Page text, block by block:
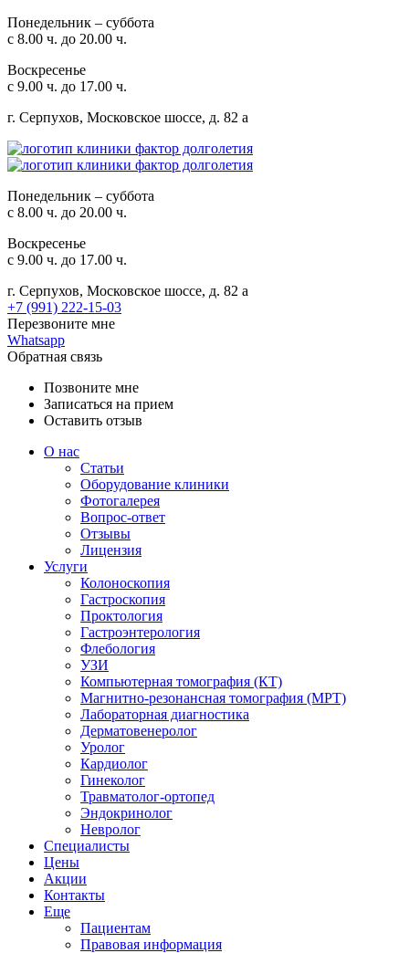
Понедельник – суббота
с 8.00 ч. до 20.00 ч.
Воскресенье
с 9.00 ч. до 17.00 ч.
г. Серпухов, Московское шоссе, д. 82 а
Понедельник – суббота
с 8.00 ч. до 20.00 ч.
Воскресенье
с 9.00 ч. до 17.00 ч.
г. Серпухов, Московское шоссе, д. 82 а
+7 (991) 222-15-03
Перезвоните мне
Whatsapp
Обратная связь
Позвоните мне
Записаться на прием
Оставить отзыв
О нас
Статьи
Оборудование клиники
Фотогалерея
Вопрос-ответ
Отзывы
Лицензия
Услуги
Колоноскопия
Гастроскопия
Проктология
Гастроэнтерология
Флебология
УЗИ
Компьютерная томография (КТ)
Магнитно-резонансная томография (МРТ)
Лабораторная диагностика
Дерматовенеролог
Уролог
Кардиолог
Гинеколог
Травматолог-ортопед
Эндокринолог
Невролог
Специалисты
Цены
Акции
Контакты
Еще
Пациентам
Правовая информация